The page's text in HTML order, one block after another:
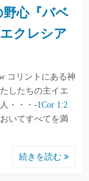
心『バベ
クレシア
コリントにある神
したちの主イエ
・・・-1Cor 1:2
いてすべてを満
続きを読む